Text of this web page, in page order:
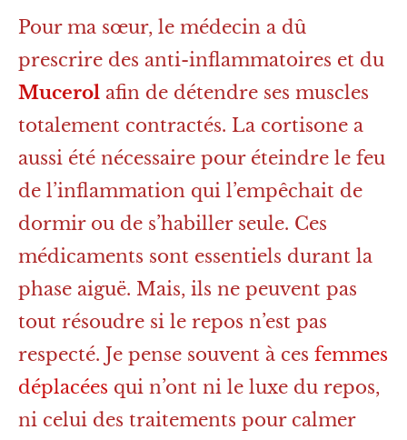
Pour ma sœur, le médecin a dû
prescrire des anti-inflammatoires et du
Mucerol afin de détendre ses muscles
totalement contractés. La cortisone a
aussi été nécessaire pour éteindre le feu
de l’inflammation qui l’empêchait de
dormir ou de s’habiller seule. Ces
médicaments sont essentiels durant la
phase aiguë. Mais, ils ne peuvent pas
tout résoudre si le repos n’est pas
respecté. Je pense souvent à ces femmes
déplacées qui n’ont ni le luxe du repos,
ni celui des traitements pour calmer